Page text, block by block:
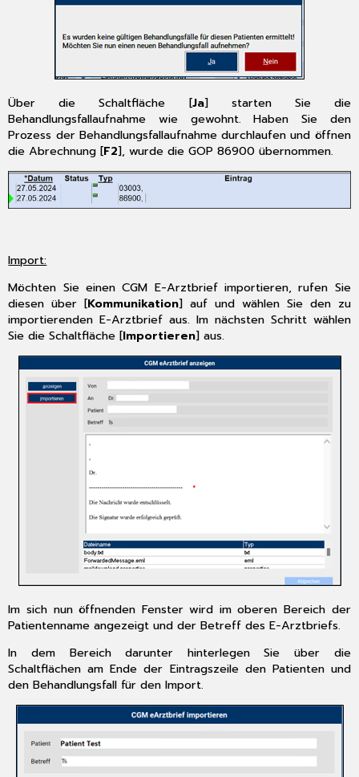
Über die Schaltfläche [Ja] starten Sie die
Behandlungsfallaufnahme wie gewohnt. Haben Sie den
Prozess der Behandlungsfallaufnahme durchlaufen und öffnen
die Abrechnung [F2], wurde die GOP 86900 übernommen.
Import:
Möchten Sie einen CGM E-Arztbrief importieren, rufen Sie
diesen über [Kommunikation] auf und wählen Sie den zu
importierenden E-Arztbrief aus. Im nächsten Schritt wählen
Sie die Schaltfläche [Importieren] aus.
Im sich nun öffnenden Fenster wird im oberen Bereich der
Patientenname angezeigt und der Betreff des E-Arztbriefs.
In dem Bereich darunter hinterlegen Sie über die
Schaltflächen am Ende der Eintragszeile den Patienten und
den Behandlungsfall für den Import.